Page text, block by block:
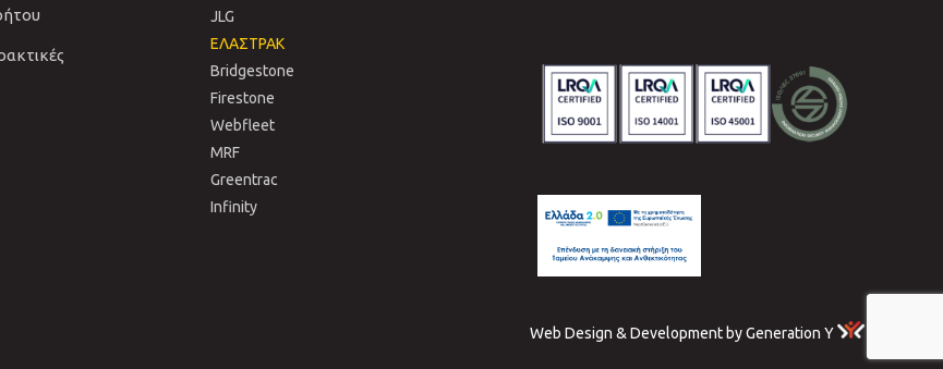
JLG
ΕΛΑΣΤΡΑΚ
Bridgestone
Firestone
Webfleet
MRF
Greentrac
Infinity
Web Design & Development by Generation Y